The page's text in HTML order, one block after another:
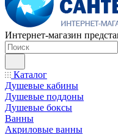
Интернет-магазин
Каталог
Душевые кабины
Душевые поддоны
Душевые боксы
Ванны
Акриловые ванны